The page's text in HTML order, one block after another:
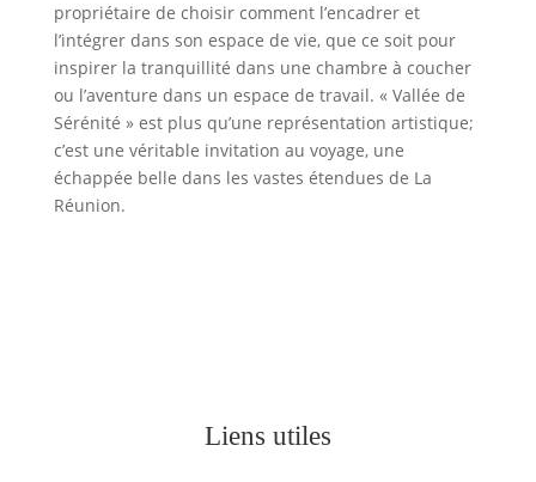
propriétaire de choisir comment l’encadrer et
l’intégrer dans son espace de vie, que ce soit pour
inspirer la tranquillité dans une chambre à coucher
ou l’aventure dans un espace de travail. « Vallée de
Sérénité » est plus qu’une représentation artistique;
c’est une véritable invitation au voyage, une
échappée belle dans les vastes étendues de La
Réunion.
Liens utiles